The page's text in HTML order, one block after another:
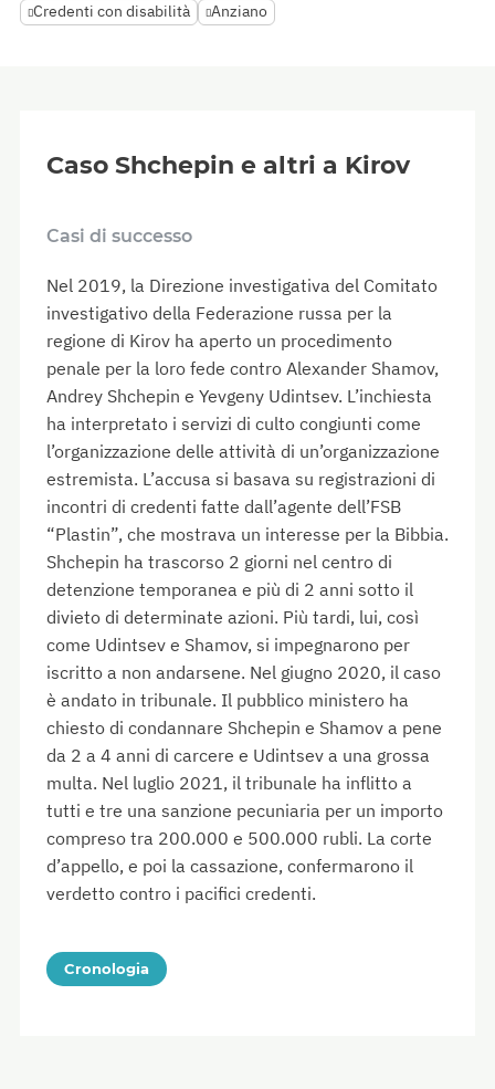
Credenti con disabilità
Anziano
Caso Shchepin e altri a Kirov
Casi di successo
Nel 2019, la Direzione investigativa del Comitato
investigativo della Federazione russa per la
regione di Kirov ha aperto un procedimento
penale per la loro fede contro Alexander Shamov,
Andrey Shchepin e Yevgeny Udintsev. L’inchiesta
ha interpretato i servizi di culto congiunti come
l’organizzazione delle attività di un’organizzazione
estremista. L’accusa si basava su registrazioni di
incontri di credenti fatte dall’agente dell’FSB
“Plastin”, che mostrava un interesse per la Bibbia.
Shchepin ha trascorso 2 giorni nel centro di
detenzione temporanea e più di 2 anni sotto il
divieto di determinate azioni. Più tardi, lui, così
come Udintsev e Shamov, si impegnarono per
iscritto a non andarsene. Nel giugno 2020, il caso
è andato in tribunale. Il pubblico ministero ha
chiesto di condannare Shchepin e Shamov a pene
da 2 a 4 anni di carcere e Udintsev a una grossa
multa. Nel luglio 2021, il tribunale ha inflitto a
tutti e tre una sanzione pecuniaria per un importo
compreso tra 200.000 e 500.000 rubli. La corte
d’appello, e poi la cassazione, confermarono il
verdetto contro i pacifici credenti.
Cronologia